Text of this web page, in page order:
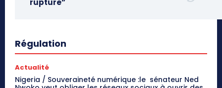
rupture”
Régulation
Actualité
Nigeria / Souveraineté numérique :le sénateur Ned